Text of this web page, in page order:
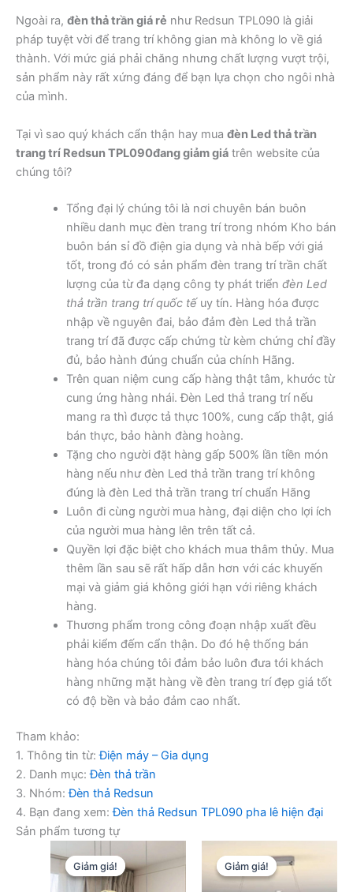
Ngoài ra, đèn thả trần giá rẻ như Redsun TPL090 là giải
pháp tuyệt vời để trang trí không gian mà không lo về giá
thành. Với mức giá phải chăng nhưng chất lượng vượt trội,
sản phẩm này rất xứng đáng để bạn lựa chọn cho ngôi nhà
của mình.
Tại vì sao quý khách cẩn thận hay mua đèn Led thả trần
trang trí Redsun TPL090đang giảm giá trên website của
chúng tôi?
Tổng đại lý chúng tôi là nơi chuyên bán buôn
nhiều danh mục đèn trang trí trong nhóm Kho bán
buôn bán sỉ đồ điện gia dụng và nhà bếp với giá
tốt, trong đó có sản phẩm đèn trang trí trần chất
lượng của từ đa dạng công ty phát triển đèn Led
thả trần trang trí quốc tếuy tín. Hàng hóa được
nhập về nguyên đai, bảo đảm đèn Led thả trần
trang trí đã được cấp chứng từ kèm chứng chỉ đầy
đủ, bảo hành đúng chuẩn của chính Hãng.
Trên quan niệm cung cấp hàng thật tâm, khước từ
cung ứng hàng nhái. Đèn Led thả trang trí nếu
mang ra thì được tả thực 100%, cung cấp thật, giá
bán thực, bảo hành đàng hoàng.
Tặng cho người đặt hàng gấp 500% lần tiền món
hàng nếu như đèn Led thả trần trang trí không
đúng là đèn Led thả trần trang trí chuẩn Hãng
Luôn đi cùng người mua hàng, đại diện cho lợi ích
của người mua hàng lên trên tất cả.
Quyền lợi đặc biệt cho khách mua thâm thủy. Mua
thêm lần sau sẽ rất hấp dẫn hơn với các khuyến
mại và giảm giá không giới hạn với riêng khách
hàng.
Thương phẩm trong công đoạn nhập xuất đều
phải kiểm đếm cẩn thận. Do đó hệ thống bán
hàng hóa chúng tôi đảm bảo luôn đưa tới khách
hàng những mặt hàng về đèn trang trí đẹp giá tốt
có độ bền và bảo đảm cao nhất.
Tham khảo:
1. Thông tin từ:Điện máy – Gia dụng
2. Danh mục:Đèn thả trần
3. Nhóm:Đèn thả Redsun
4. Bạn đang xem:Đèn thả Redsun TPL090 pha lê hiện đại
Sản phẩm tương tự
Giảm giá!
Giảm giá! Giảm giá!
Giảm giá!